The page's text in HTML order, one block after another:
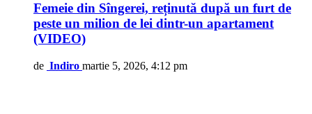
Femeie din Sîngerei, reținută după un furt de
peste un milion de lei dintr-un apartament
(VIDEO)
de Indiro martie 5, 2026, 4:12 pm